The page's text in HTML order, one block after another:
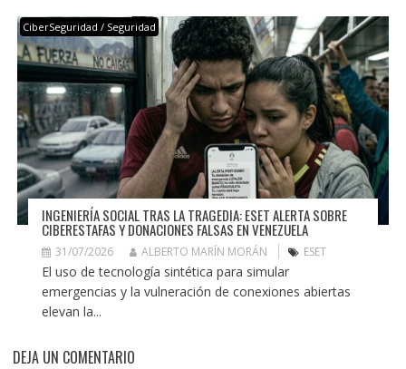
CiberSeguridad / Seguridad
INGENIERÍA SOCIAL TRAS LA TRAGEDIA: ESET ALERTA SOBRE
CIBERESTAFAS Y DONACIONES FALSAS EN VENEZUELA
31/07/2026 ALBERTO MARÍN MORÁN ESET
El uso de tecnología sintética para simular
emergencias y la vulneración de conexiones abiertas
elevan la...
DEJA UN COMENTARIO